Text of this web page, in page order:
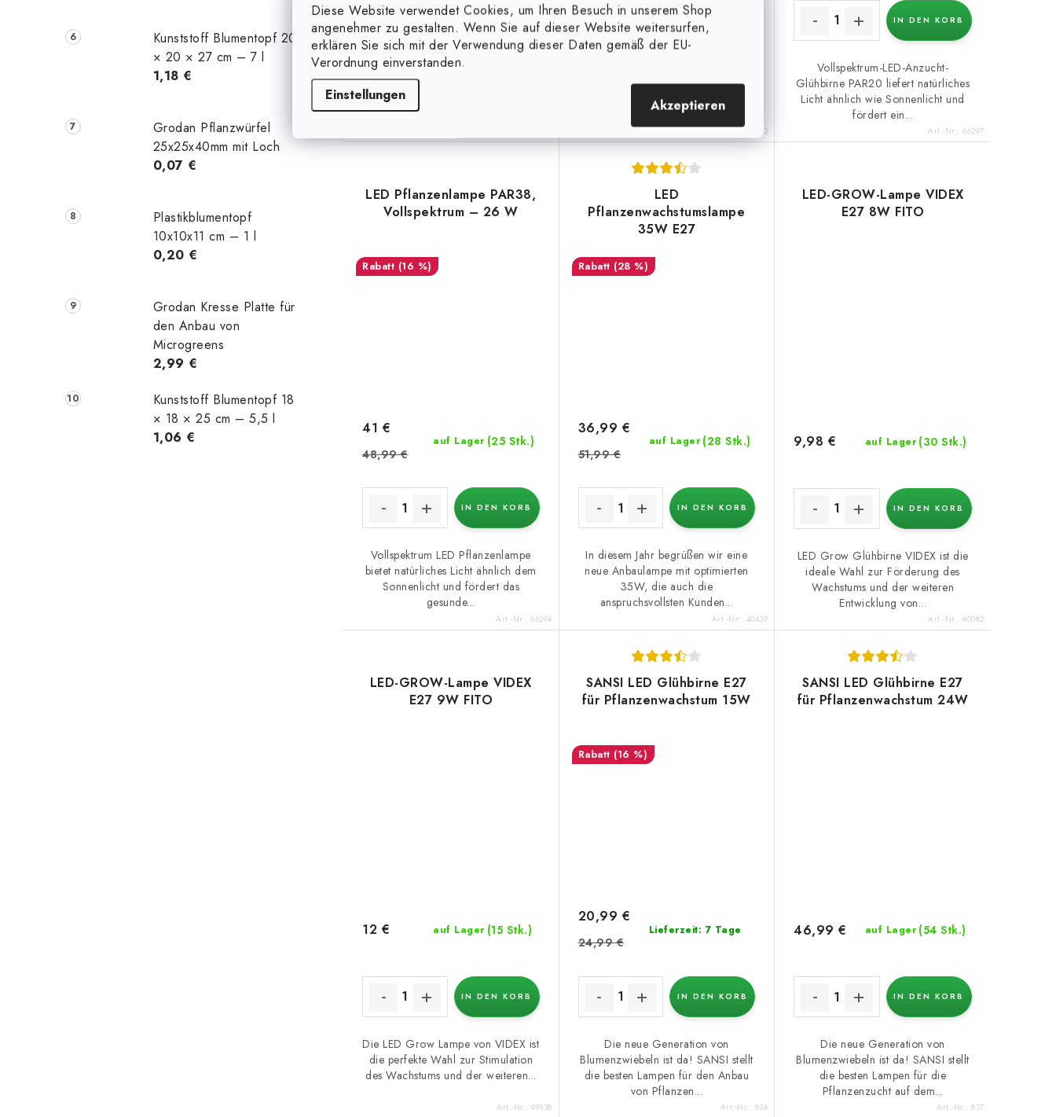
Diese Website verwendet Cookies, um Ihren Besuch in unserem Shop
angenehmer zu gestalten. Wenn Sie auf dieser Website weitersurfen,
erklären Sie sich mit der Verwendung dieser Daten gemäß der EU-
Verordnung einverstanden.
Einstellungen
Akzeptieren
Kunststoff Blumentopf 20
× 20 × 27 cm – 7 l
1,18 €
Grodan Pflanzwürfel
25x25x40mm mit Loch
0,07 €
Plastikblumentopf
10x10x11 cm – 1 l
0,20 €
Grodan Kresse Platte für
den Anbau von
Microgreens
2,99 €
Kunststoff Blumentopf 18
× 18 × 25 cm – 5,5 l
1,06 €
IN DEN KORB
Innovative Home Grow
Beleuchtung, wo 3 lineare Köpfe
kümmern sich um eine
Gesamtleistung von 10,5W....
IN DEN KORB
das im Vergleich zu anderen 4
lineare Köpfe hat. Das volle
Spektrum...
Art.-Nr.: 45843
IN DEN KORB
Vollspektrum-LED-Anzucht-
Glühbirne PAR20 liefert natürliches
Licht ähnlich wie Sonnenlicht und
fördert ein...
Art.-Nr.:66297
LED Pflanzenlampe PAR38,
Vollspektrum – 26 W
(16 %)
auf Lager (25 Stk.)
41 €
48,99 €
IN DEN KORB
Vollspektrum LED Pflanzenlampe
bietet natürliches Licht ähnlich dem
Sonnenlicht und fördert das
gesunde...
Art.-Nr.:66294
LED
Pflanzenwachstumslampe
35W E27
(28 %)
auf Lager (28 Stk.)
36,99 €
51,99 €
IN DEN KORB
In diesem Jahr begrüßen wir eine
neue Anbaulampe mit optimierten
35W, die auch die
anspruchsvollsten Kunden...
Art.-Nr.: 40439
LED-GROW-Lampe VIDEX
E27 8W FITO
auf Lager (30 Stk.)
9,98 €
IN DEN KORB
LED Grow Glühbirne VIDEX ist die
ideale Wahl zur Förderung des
Wachstums und der weiteren
Entwicklung von...
Art.-Nr.:60082
LED-GROW-Lampe VIDEX
E27 9W FITO
auf Lager (15 Stk.)
12 €
IN DEN KORB
Die LED Grow Lampe von VIDEX ist
die perfekte Wahl zur Stimulation
des Wachstums und der weiteren...
Art.-Nr.:99138
SANSI LED Glühbirne E27
für Pflanzenwachstum 15W
(16 %)
Lieferzeit: 7 Tage
20,99 €
24,99 €
IN DEN KORB
Die neue Generation von
Blumenzwiebeln ist da! SANSI stellt
die besten Lampen für den Anbau
von Pflanzen...
Art.-Nr.: 836
SANSI LED Glühbirne E27
für Pflanzenwachstum 24W
auf Lager (54 Stk.)
46,99 €
IN DEN KORB
Die neue Generation von
Blumenzwiebeln ist da! SANSI stellt
die besten Lampen für die
Pflanzenzucht auf dem...
Art.-Nr.:837